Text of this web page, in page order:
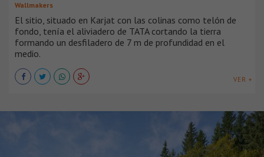
Wallmakers
El sitio, situado en Karjat con las colinas como telón de
fondo, tenía el aliviadero de TATA cortando la tierra
formando un desfiladero de 7 m de profundidad en el
medio.
VER +